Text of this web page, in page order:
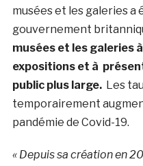
musées et les galeries
gouvernement
musées et les galeries
expositions et à
public plus large. Les
temporairement
pandémie de Covid-19.
« Depuis sa création en